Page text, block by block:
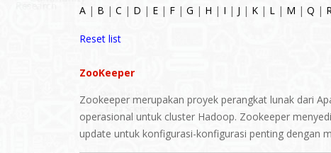
A | B | C | D | E | F | G | H | I | J | K | L | M | Q |
Reset list
ZooKeeper
Zookeeper merupakan proyek perangkat lunak dari
operasional untuk cluster Hadoop. Zookeeper
update untuk konfigurasi-konfigurasi penting dengan